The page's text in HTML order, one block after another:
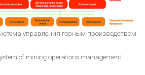
управления горным производством
of mining operations management